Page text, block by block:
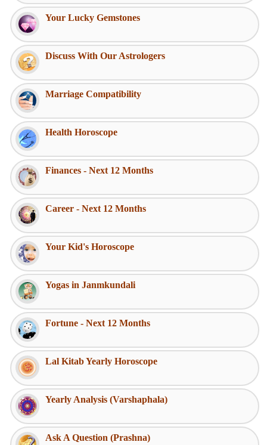
Your Lucky Gemstones
Discuss With Our Astrologers
Marriage Compatibility
Health Horoscope
Finances - Next 12 Months
Career - Next 12 Months
Your Kid's Horoscope
Yogas in Janmkundali
Fortune - Next 12 Months
Lal Kitab Yearly Horoscope
Yearly Analysis (Varshaphala)
Ask A Question (Prashna)